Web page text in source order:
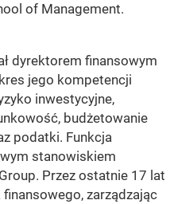
of Management.
dyrektorem finansowym
jego kompetencji
inwestycyjne,
budżetowanie
podatki. Funkcja
stanowiskiem
Przez ostatnie 17 lat
finansowego, zarządzając